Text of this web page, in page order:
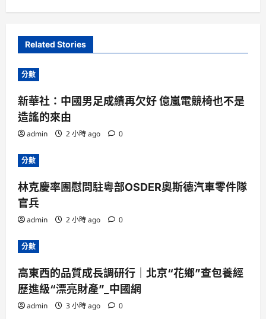
Related Stories
分數
新華社：中國男足成績再欠好 億嵐電競椅也不是
造謠的來由
admin 2 小時 ago 0
分數
林克慶率團慰問駐粵部OSDER奧斯德汽車零件隊
官兵
admin 2 小時 ago 0
分數
高東西的品質成長調研行｜北京“花鄉”查包養經
歷進級“漂亮財產”_中國網
admin 3 小時 ago 0